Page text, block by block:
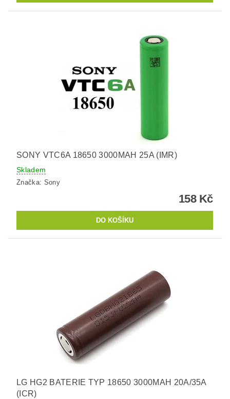
SONY VTC6A 18650 3000MAH 25A (IMR)
Skladem
Značka: Sony
158 Kč
LG HG2 BATERIE TYP 18650 3000MAH 20A/35A
(ICR)